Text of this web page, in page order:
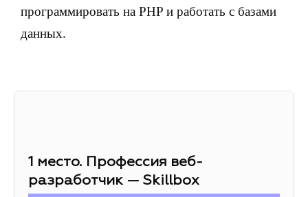
программировать на PHP и работать с базами
данных.
1 место. Профессия веб-
разработчик — Skillbox